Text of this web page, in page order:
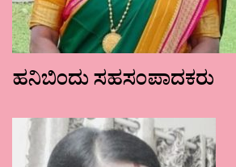
ಹನಿಬಿಂದು ಸಹಸಂಪಾದಕರು